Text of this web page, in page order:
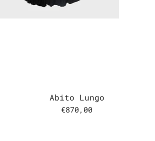
Abito Lungo
€870,00